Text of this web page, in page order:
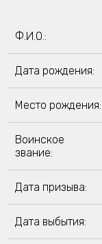
Ф.И.О.:
Дата рождения:
Место рождения:
Воинское
звание:
Дата призыва:
Дата выбытия: